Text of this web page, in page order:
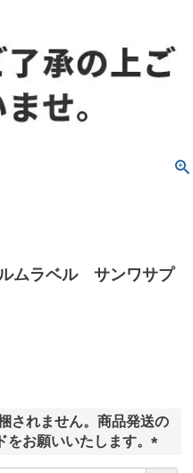
ムラベル サンワサプ
されません。商品発送の
をお願いいたします。
(